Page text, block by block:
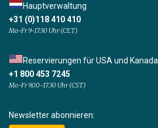
Hauptverwaltung
+31 (0)118 410 410
Mo-Fr 9-17:30 Uhr (CET)
Reservierungen für USA und Kanada
+1 800 453 7245
Mo-Fr 9.00-17.30 Uhr (CST)
Newsletter abonnieren: